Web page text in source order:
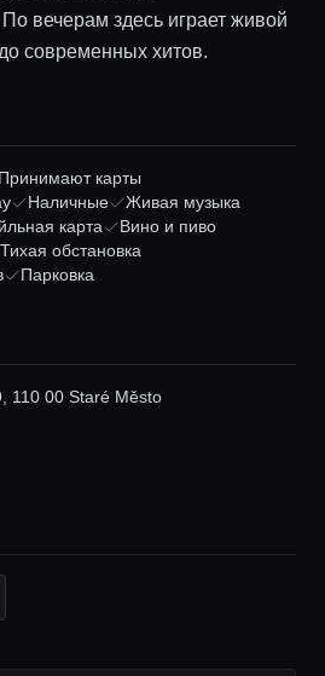
сервис
вечерам здесь играет живой
современных хитов.
Принимают карты
Наличные
Живая музыка
карта
Вино и пиво
Тихая обстановка
Парковка
110 00 Staré Město